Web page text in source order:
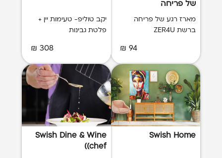
של פריחה
מארז רגע של פריחה
ברשת ZER4U
94 ₪
יקב טוליפ- טעימות יין +
פלטת גבינות
308 ₪
Swish Home
Swish Dine & Wine
(chef)